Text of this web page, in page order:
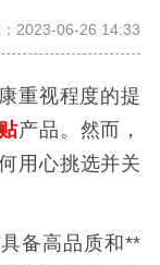
2023-06-26 14:33
重视程度的提
产品。然而，
用心挑选并关
备高品质和**